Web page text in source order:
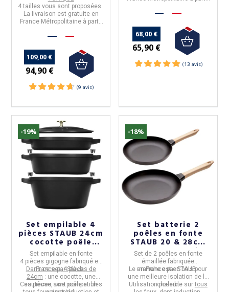
4 tailles vous sont proposées.
La livraison est gratuite en
France Métropolitaine à partir
109,00 €
94,90 €
68,00 €
65,90 €
-19%
Set empilable 4
pièces STAUB 24cm
cocotte poêle
sauteuse en fonte -
3 coloris
Set empilableen fonte
4 pièces gigogne fabriqué en
FranceparStaub.
Dans ce set, 4 pièces de
24cm : une cocotte, une
sauteuse, une poêle et un
Ces pièces sontcompatibles
-18%
Set batterie 2
poêles en fonte
STAUB 20 & 28cm
manche en bois
Set de 2 poêles en fonte
émaillée fabriquée
enFranceparSTAUB.
Le manche est enboispour
une meilleure isolation de la
chaleur.
Utilisation possible sur tous